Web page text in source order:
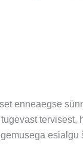
enneaegse